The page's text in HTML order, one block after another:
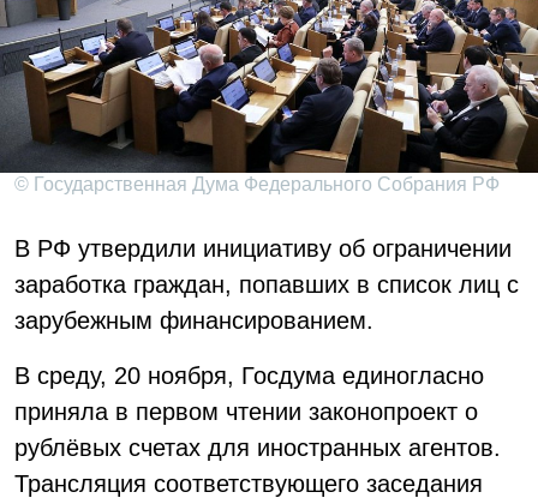
© Государственная Дума Федерального Собрания РФ
В РФ утвердили инициативу об ограничении
заработка граждан, попавших в список лиц с
зарубежным финансированием.
В среду, 20 ноября, Госдума единогласно
приняла в первом чтении законопроект о
рублёвых счетах для иностранных агентов.
Трансляция соответствующего заседания